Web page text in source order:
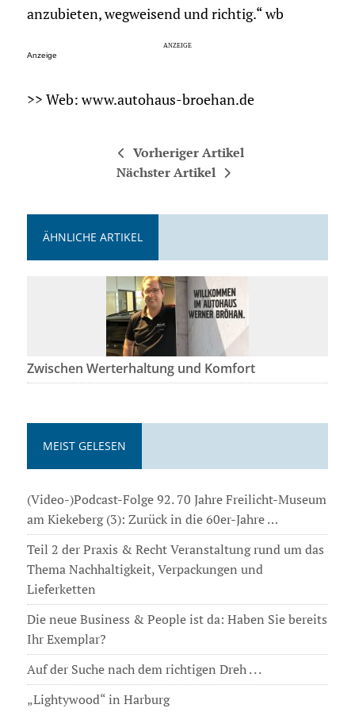
anzubieten, wegweisend und richtig.“ wb
Anzeige
>> Web: www.autohaus-broehan.de
Vorheriger Artikel
Nächster Artikel
ÄHNLICHE ARTIKEL
Zwischen Werterhaltung und Komfort
MEIST GELESEN
(Video-)Podcast-Folge 92. 70 Jahre Freilicht-Museum
am Kiekeberg (3): Zurück in die 60er-Jahre …
Teil 2 der Praxis & Recht Veranstaltung rund um das
Thema Nachhaltigkeit, Verpackungen und
Lieferketten
Die neue Business & People ist da: Haben Sie bereits
Ihr Exemplar?
Auf der Suche nach dem richtigen Dreh . . .
„Lightywood“ in Harburg